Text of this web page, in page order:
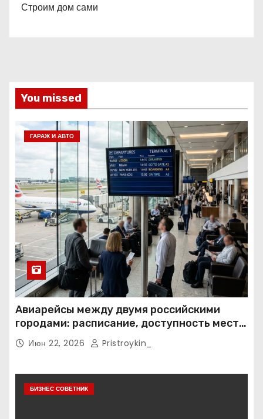
Строим дом сами
You missed
ГАРАЖ И АВТО
Авиарейсы между двумя российскими
городами: расписание, доступность мест и
тарифные условия
Июн 22, 2026 Pristroykin_
БИЗНЕС СОВЕТНИК